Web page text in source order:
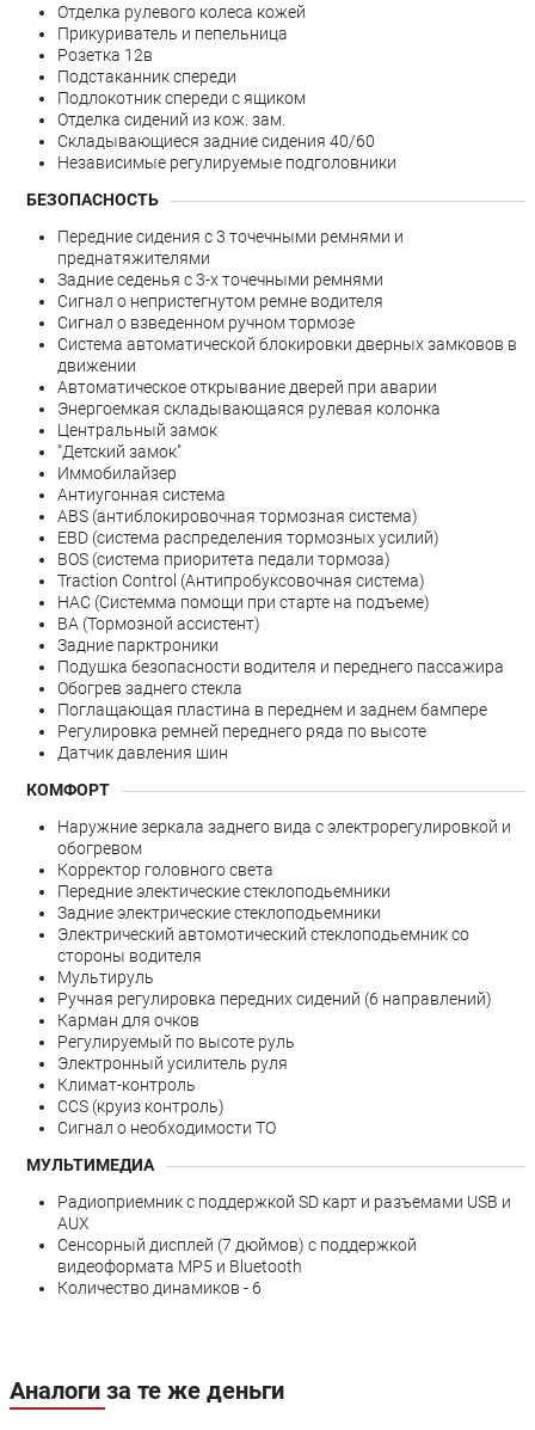
Отделка рулевого колеса кожей
Прикуриватель и пепельница
Розетка 12в
Подстаканник спереди
Подлокотник спереди с ящиком
Отделка сидений из кож. зам.
Складывающиеся задние сидения 40/60
Независимые регулируемые подголовники
БЕЗОПАСНОСТЬ
Передние сидения с 3 точечными ремнями и
преднатяжителями
Задние седенья с 3-х точечными ремнями
Сигнал о непристегнутом ремне водителя
Сигнал о взведенном ручном тормозе
Система автоматической блокировки дверных замковов в
движении
Автоматическое открывание дверей при аварии
Энергоемкая складывающаяся рулевая колонка
Центральный замок
"Детский замок"
Иммобилайзер
Антиугонная система
ABS (антиблокировочная тормозная система)
EBD (система распределения тормозных усилий)
BOS (система приоритета педали тормоза)
Traction Control (Антипробуксовочная система)
HAC (Системма помощи при старте на подъеме)
BA (Тормозной ассистент)
Задние парктроники
Подушка безопасности водителя и переднего пассажира
Обогрев заднего стекла
Поглащающая пластина в переднем и заднем бампере
Регулировка ремней переднего ряда по высоте
Датчик давления шин
КОМФОРТ
Наружние зеркала заднего вида с электрорегулировкой и
обогревом
Корректор головного света
Передние электические стеклоподьемники
Задние электрические стеклоподьемники
Электрический автомотический стеклоподьемник со
стороны водителя
Мультируль
Ручная регулировка передних сидений (6 направлений)
Карман для очков
Регулируемый по высоте руль
Электронный усилитель руля
Климат-контроль
CCS (круиз контроль)
Сигнал о необходимости ТО
МУЛЬТИМЕДИА
Радиоприемник с поддержкой SD карт и разъемами USB и
AUX
Сенсорный дисплей (7 дюймов) с поддержкой
видеоформата MP5 и Bluetooth
Количество динамиков - 6
Аналоги за те же деньги